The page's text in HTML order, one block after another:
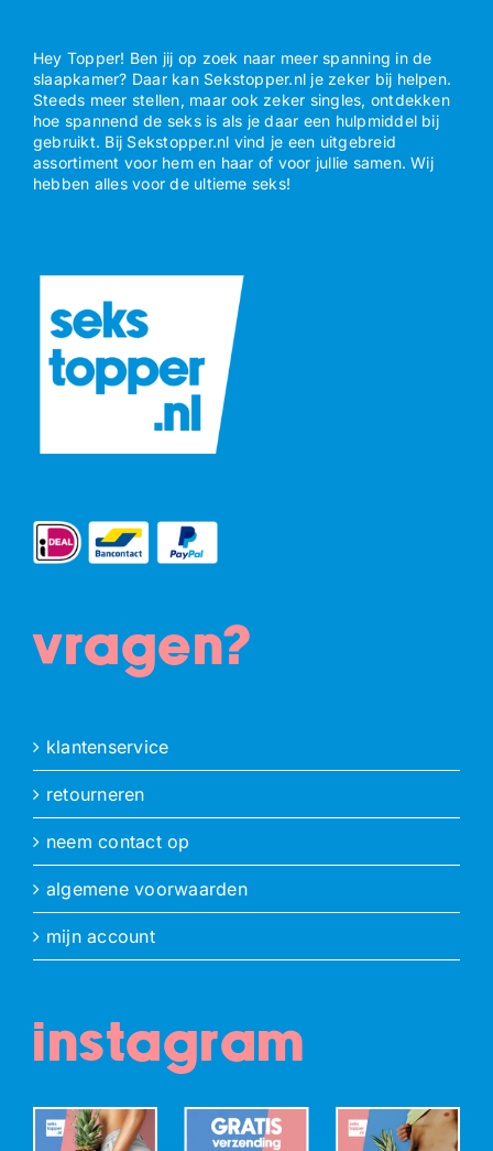
Hey Topper! Ben jij op zoek naar meer spanning in de
slaapkamer? Daar kan Sekstopper.nl je zeker bij helpen.
Steeds meer stellen, maar ook zeker singles, ontdekken
hoe spannend de seks is als je daar een hulpmiddel bij
gebruikt. Bij Sekstopper.nl vind je een uitgebreid
assortiment voor hem en haar of voor jullie samen. Wij
hebben alles voor de ultieme seks!
vragen?
klantenservice
retourneren
neem contact op
algemene voorwaarden
mijn account
instagram